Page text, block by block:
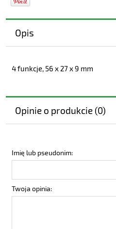
Opis
4 funkcje, 56 x 27 x 9 mm
Opinie o produkcie (0)
Imię lub pseudonim:
Twoja opinia: